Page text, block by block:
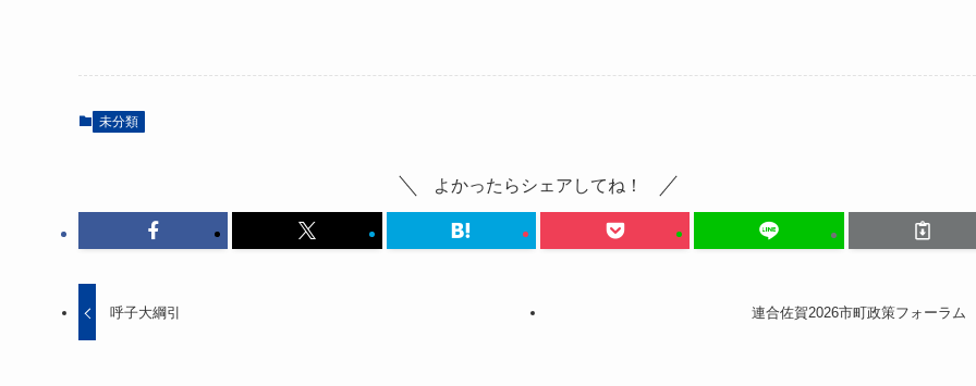
未分類
よかったらシェアしてね！
呼子大綱引 連合佐賀2026市町政策フォーラム